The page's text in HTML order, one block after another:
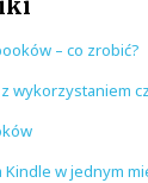
– co zrobić?
wykorzystaniem
w jednym